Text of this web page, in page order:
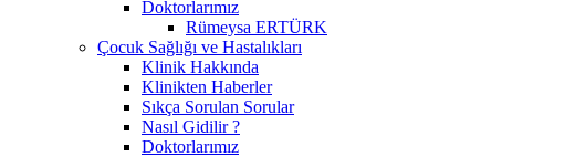
Doktorlarımız
Rümeysa ERTÜRK
Çocuk Sağlığı ve Hastalıkları
Klinik Hakkında
Klinikten Haberler
Sıkça Sorulan Sorular
Nasıl Gidilir ?
Doktorlarımız